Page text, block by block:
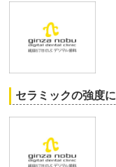
セラミックの強度